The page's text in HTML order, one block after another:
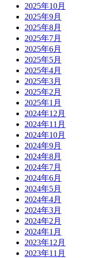
2025年10月
2025年9月
2025年8月
2025年7月
2025年6月
2025年5月
2025年4月
2025年3月
2025年2月
2025年1月
2024年12月
2024年11月
2024年10月
2024年9月
2024年8月
2024年7月
2024年6月
2024年5月
2024年4月
2024年3月
2024年2月
2024年1月
2023年12月
2023年11月